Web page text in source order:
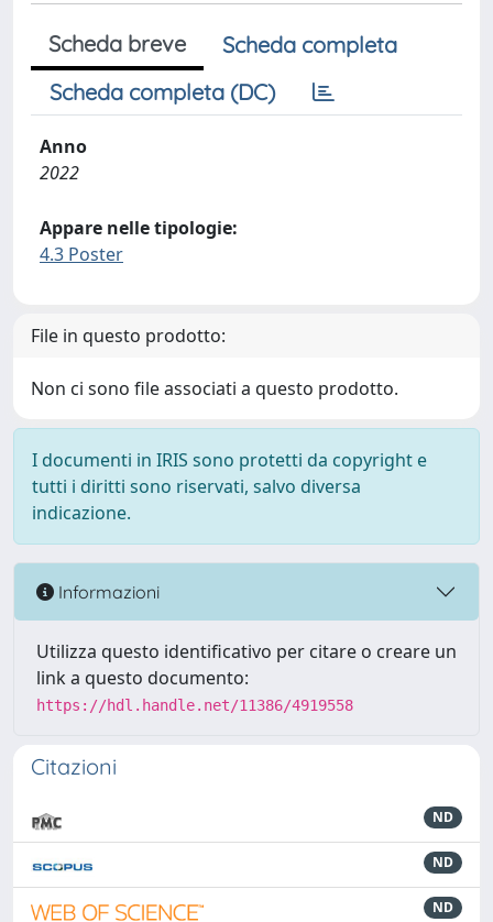
Scheda breve
Scheda completa
Scheda completa (DC)
Anno
2022
Appare nelle tipologie:
4.3 Poster
File in questo prodotto:
Non ci sono file associati a questo prodotto.
I documenti in IRIS sono protetti da copyright e
tutti i diritti sono riservati, salvo diversa
indicazione.
Informazioni
Utilizza questo identificativo per citare o creare un
link a questo documento:
https://hdl.handle.net/11386/4919558
Citazioni
ND
ND
ND